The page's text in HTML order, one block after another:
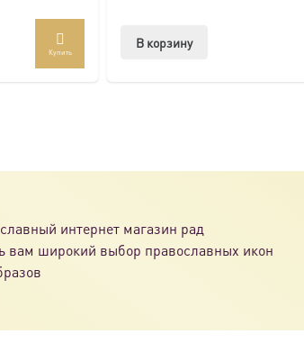
по вашим размерам.
Купить
В корзину
интернет магазин рад
вам широкий выбор православных икон